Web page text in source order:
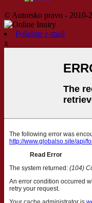
© Autorsko pravo - 2010-
Pošaljite e-mail
x